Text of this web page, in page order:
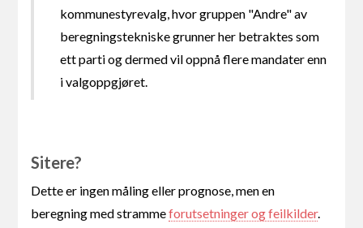
kommunestyrevalg, hvor gruppen "Andre" av
beregningstekniske grunner her betraktes som
ett parti og dermed vil oppnå flere mandater enn
i valgoppgjøret.
Sitere?
Dette er ingen måling eller prognose, men en
beregning med strammeforutsetninger og feilkilder.